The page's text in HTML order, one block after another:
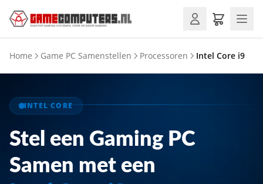
Home Game PC Samenstellen Processoren Intel Core i9
INTEL CORE
Stel een Gaming PC
Samen met een